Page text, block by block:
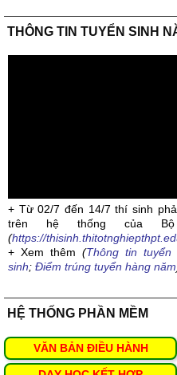
THÔNG TIN TUYỂN SINH
+ Từ 02/7 đến 14/7 thí sinh
trên hệ thống của
(https://
+ Xem thêm(Thông tin
sinh; Điểm trúng tuyển hàng năm
HỆ THỐNG PHẦN MỀM
VĂN BẢN ĐIỀU HÀNH